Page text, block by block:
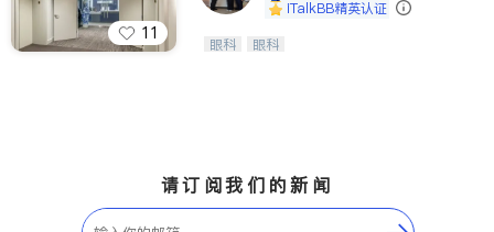
11
iTalkBB精英认证
Wang Vision Institute has more tha
眼科 眼科
请订阅我们的新闻